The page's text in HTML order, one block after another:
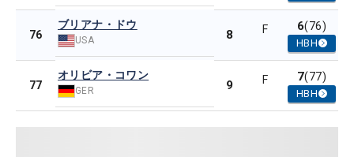
76
ブリアナ・ドウ
USA 8 F 6(76)
HBH
77
オリビア・コワン
GER 9 F 7(77)
HBH